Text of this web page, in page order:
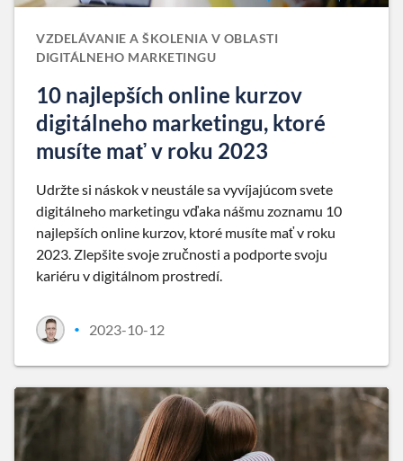
VZDELÁVANIE A ŠKOLENIA V OBLASTI
DIGITÁLNEHO MARKETINGU
10 najlepších online kurzov
digitálneho marketingu, ktoré
musíte mať v roku 2023
Udržte si náskok v neustále sa vyvíjajúcom svete
digitálneho marketingu vďaka nášmu zoznamu 10
najlepších online kurzov, ktoré musíte mať v roku
2023. Zlepšite svoje zručnosti a podporte svoju
kariéru v digitálnom prostredí.
• 2023-10-12